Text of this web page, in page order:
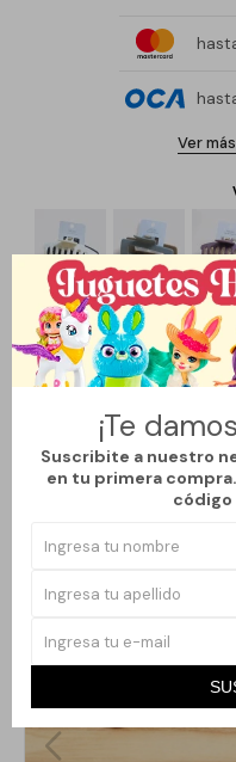
¡Te
Suscribite a nuestro
en tu primera
Ver
Productos que te